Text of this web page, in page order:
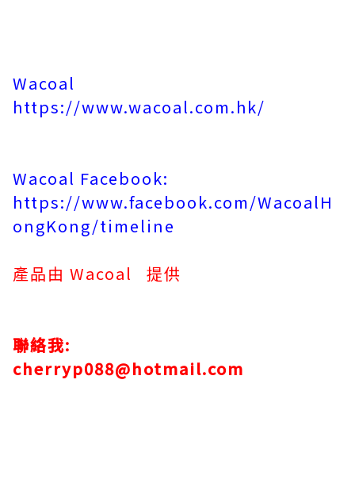
Wacoal
https://www.wacoal.com.hk/
Wacoal Facebook:
https://www.facebook.com/WacoalH
ongKong/timeline
產品由 Wacoal 提供
聯絡我:
cherryp088@hotmail.com